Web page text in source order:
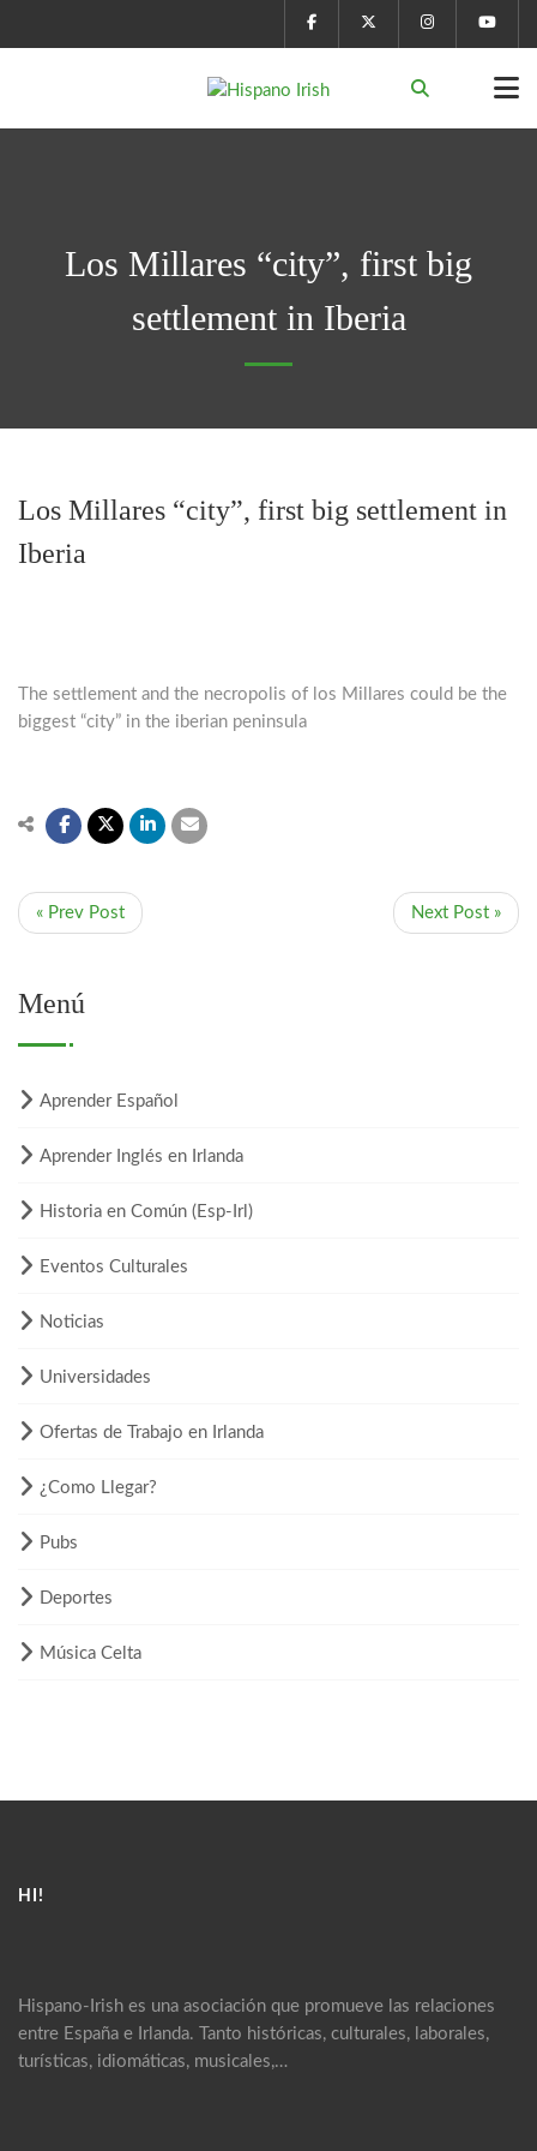
Los Millares “city”, first big
settlement in Iberia
Los Millares “city”, first big settlement in
Iberia
The settlement and the necropolis of los Millares could be the
biggest “city” in the iberian peninsula
« Prev Post Next Post »
Menú
Aprender Español
Aprender Inglés en Irlanda
Historia en Común (Esp-Irl)
Eventos Culturales
Noticias
Universidades
Ofertas de Trabajo en Irlanda
¿Como Llegar?
Pubs
Deportes
Música Celta
HI!
Hispano-Irish es una asociación que promueve las relaciones
entre España e Irlanda. Tanto históricas, culturales, laborales,
turísticas, idiomáticas, musicales,…